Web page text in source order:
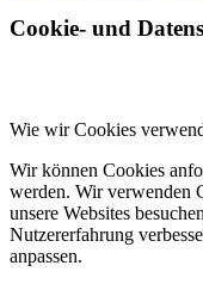
Cookie- und
Wie wir Cookies
Wir können Cookies
werden. Wir verwenden
unsere Websites
Nutzererfahrung
anpassen.